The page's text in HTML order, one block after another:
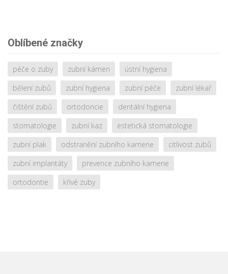
Oblíbené značky
péče o zuby zubní kámen
ústní hygiena
bělení zubů
zubní hygiena zubní péče
zubní lékař
čištění zubů
ortodoncie
dentální hygiena
stomatologie
zubní kaz
estetická stomatologie
zubní plak
odstranění zubního kamene
citlivost zubů
zubní implantáty
prevence zubního kamene
ortodontie
křivé zuby